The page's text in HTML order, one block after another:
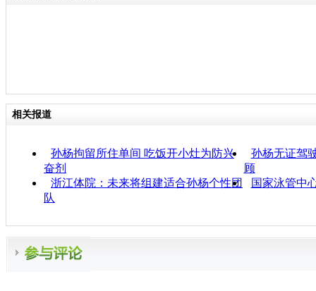
相关报道
孙杨拘留所住单间 吃饭开小灶为防兴
奋剂
孙杨无证驾
顾
浙江体院：未来将组建适合孙杨个性团
队
国家泳管中